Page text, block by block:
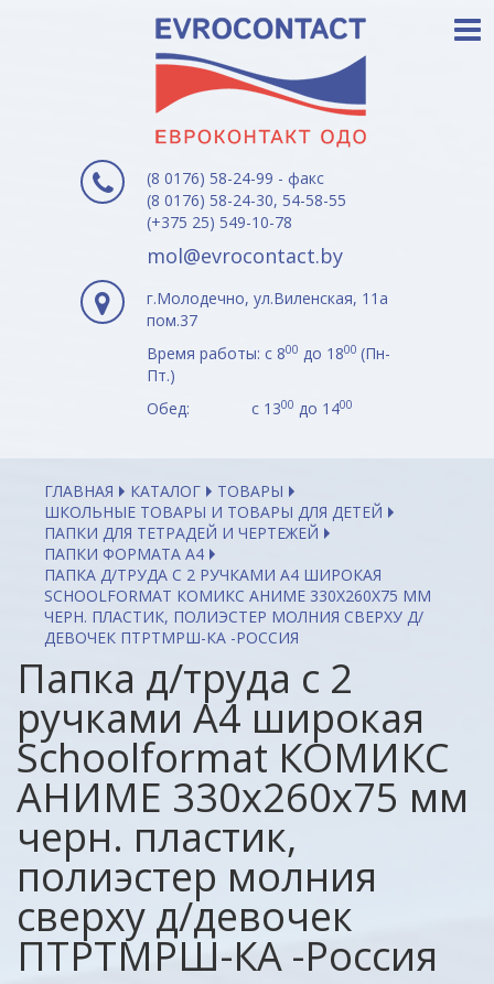
(8 0176) 58-24-99 - факс
(8 0176) 58-24-30, 54-58-55
(+375 25) 549-10-78
mol@evrocontact.by
г.Молодечно, ул.Виленская, 11а
пом.37
Время работы: с 800 до 1800 (Пн-
Пт.)
Обед: с 1300 до 1400
ГЛАВНАЯ КАТАЛОГ
ТОВАРЫ
ШКОЛЬНЫЕ ТОВАРЫ И ТОВАРЫ ДЛЯ ДЕТЕЙ
ПАПКИ ДЛЯ ТЕТРАДЕЙ И ЧЕРТЕЖЕЙ
ПАПКИ ФОРМАТА А4
ПАПКА Д/ТРУДА С 2 РУЧКАМИ А4 ШИРОКАЯ
SCHOOLFORMAT КОМИКС АНИМЕ 330Х260Х75 ММ
ЧЕРН. ПЛАСТИК, ПОЛИЭСТЕР МОЛНИЯ СВЕРХУ Д/
ДЕВОЧЕК ПТРТМРШ-КА -РОССИЯ
Папка д/труда с 2
ручками А4 широкая
Schoolformat КОМИКС
АНИМЕ 330х260х75 мм
черн. пластик,
полиэстер молния
сверху д/девочек
ПТРТМРШ-КА -Россия